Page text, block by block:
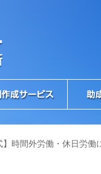
】時間外労働・休日労